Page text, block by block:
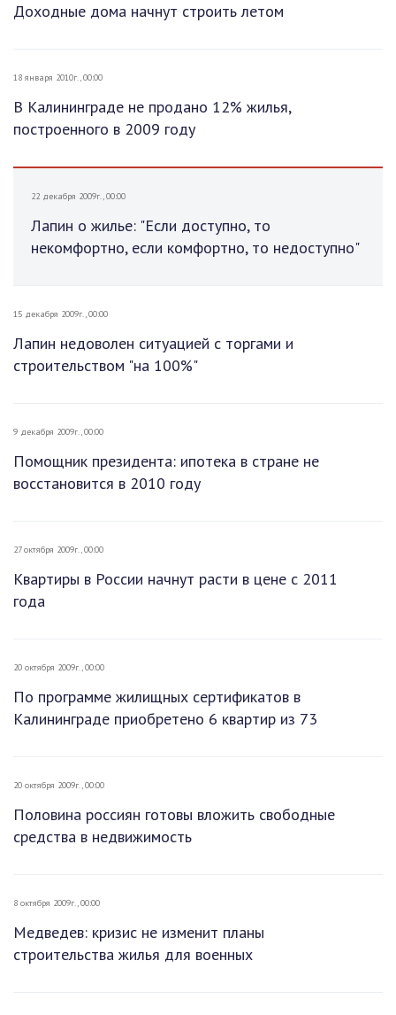
Доходные дома начнут строить летом
18 января 2010г., 00:00
В Калининграде не продано 12% жилья,
построенного в 2009 году
22 декабря 2009г., 00:00
Лапин о жилье: "Если доступно, то
некомфортно, если комфортно, то недоступно"
15 декабря 2009г., 00:00
Лапин недоволен ситуацией с торгами и
строительством "на 100%"
9 декабря 2009г., 00:00
Помощник президента: ипотека в стране не
восстановится в 2010 году
27 октября 2009г., 00:00
Квартиры в России начнут расти в цене с 2011
года
20 октября 2009г., 00:00
По программе жилищных сертификатов в
Калининграде приобретено 6 квартир из 73
20 октября 2009г., 00:00
Половина россиян готовы вложить свободные
средства в недвижимость
8 октября 2009г., 00:00
Медведев: кризис не изменит планы
строительства жилья для военных